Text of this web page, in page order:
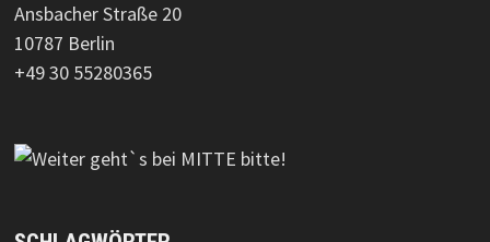
Ansbacher Straße 20
10787 Berlin
+49 30 55280365